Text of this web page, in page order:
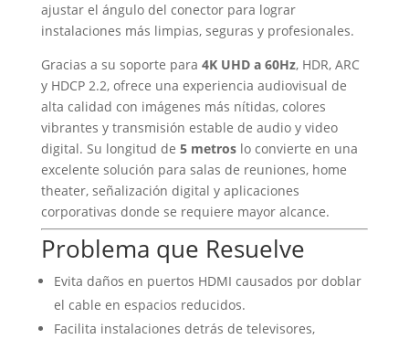
ajustar el ángulo del conector para lograr
instalaciones más limpias, seguras y profesionales.
Gracias a su soporte para 4K UHD a 60Hz, HDR, ARC
y HDCP 2.2, ofrece una experiencia audiovisual de
alta calidad con imágenes más nítidas, colores
vibrantes y transmisión estable de audio y video
digital. Su longitud de 5 metroslo convierte en una
excelente solución para salas de reuniones, home
theater, señalización digital y aplicaciones
corporativas donde se requiere mayor alcance.
Problema que Resuelve
Evita daños en puertos HDMI causados por doblar
el cable en espacios reducidos.
Facilita instalaciones detrás de televisores,